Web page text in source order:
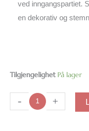
ved inngangspartiet.
en dekorativ og
Tilgjengelighet På lager
-
Stativ
hengende
lanterne
+